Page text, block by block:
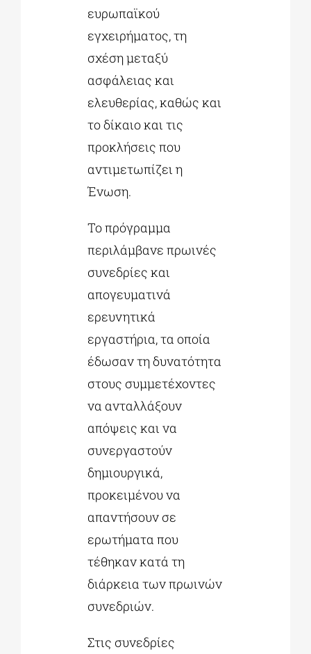
ευρωπαϊκού
εγχειρήματος, τη
σχέση μεταξύ
ασφάλειας και
ελευθερίας, καθώς και
το δίκαιο και τις
προκλήσεις που
αντιμετωπίζει η
Ένωση.
Το πρόγραμμα
περιλάμβανε πρωινές
συνεδρίες και
απογευματινά
ερευνητικά
εργαστήρια, τα οποία
έδωσαν τη δυνατότητα
στους συμμετέχοντες
να ανταλλάξουν
απόψεις και να
συνεργαστούν
δημιουργικά,
προκειμένου να
απαντήσουν σε
ερωτήματα που
τέθηκαν κατά τη
διάρκεια των πρωινών
συνεδριών.
Στις συνεδρίες